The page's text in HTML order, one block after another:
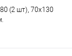
(2 шт), 70х130